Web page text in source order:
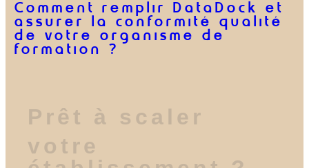
Comment remplir DataDock et
assurer la conformité qualité
de votre organisme de
formation ?
Prêt à scaler
Prêt à scaler
votre
votre